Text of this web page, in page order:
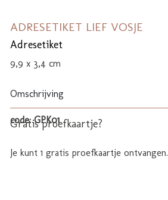
ADRESETIKET LIEF VOSJE
Adresetiket
9,9 x 3,4 cm
Omschrijving
Gratis proefkaartje?
code: GPK01
Je kunt 1 gratis proefkaartje ontvangen.